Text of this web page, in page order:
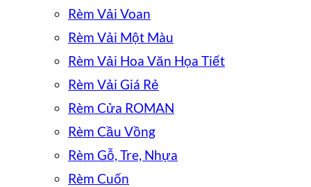
Rèm Vải Voan
Rèm Vải Một Màu
Rèm Vải Hoa Văn Họa Tiết
Rèm Vải Giá Rẻ
Rèm Cửa ROMAN
Rèm Cầu Vồng
Rèm Gỗ, Tre, Nhựa
Rèm Cuốn